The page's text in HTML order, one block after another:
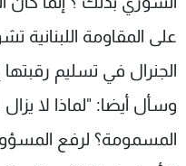
على المقاومة
الجنرال في تسليم رقبتها
وسأل أيضا: "لماذا لا
المسمومة؟ لرفع